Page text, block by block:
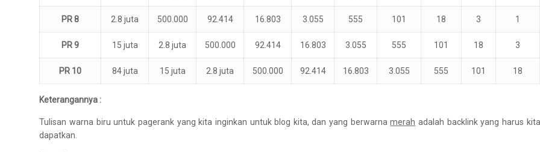
PR 8 2.8 juta 500.000 92.414 16.803 3.055 555 101 18 3 1
PR 9 15 juta 2.8 juta 500.000 92.414 16.803 3.055 555 101 18 3
PR 10 84 juta 15 juta 2.8 juta 500.000 92.414 16.803 3.055 555 101 18
Keterangannya :
Tulisan warna biru untuk pagerank yang kita inginkan untuk blog kita, dan yang berwarnamerah adalah backlink yang harus kita
dapatkan.